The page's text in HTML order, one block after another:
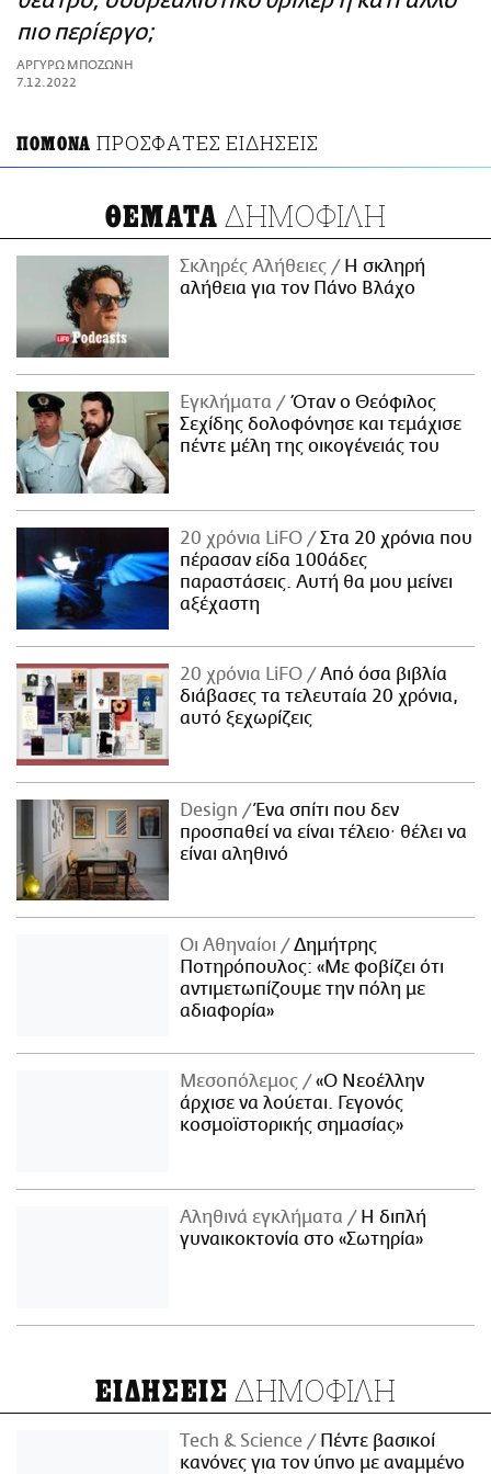
ΑΜΠΑ
PRINT
πιο περίεργο;
ΑΡΓΥΡΩ ΜΠΟΖΩΝΗ
7.12.2022
ΠΟΜΟΝΑ ΠΡΟΣΦΑΤΕΣ ΕΙΔΗΣΕΙΣ
ΘΕΜΑΤΑ ΔΗΜΟΦΙΛΗ
Σκληρές Αλήθειες
H σκληρή
αλήθεια για τον Πάνο Βλάχο
Εγκλήματα
Όταν ο Θεόφιλος
Σεχίδης δολοφόνησε και τεμάχισε
πέντε μέλη της οικογένειάς του
20 χρόνια LiFO
Στα 20 χρόνια που
πέρασαν είδα 100άδες
παραστάσεις. Αυτή θα μου μείνει
αξέχαστη
20 χρόνια LiFO
Από όσα βιβλία
διάβασες τα τελευταία 20 χρόνια,
αυτό ξεχωρίζεις
Design
Ένα σπίτι που δεν
προσπαθεί να είναι τέλειο· θέλει να
είναι αληθινό
Οι Αθηναίοι
Δημήτρης
Ποτηρόπουλος: «Με φοβίζει ότι
αντιμετωπίζουμε την πόλη με
αδιαφορία»
Μεσοπόλεμος
«Ο Νεοέλλην
άρχισε να λούεται. Γεγονός
κοσμοϊστορικής σημασίας»
Αληθινά εγκλήματα
Η διπλή
γυναικοκτονία στο «Σωτηρία»
ΕΙΔΗΣΕΙΣ ΔΗΜΟΦΙΛΗ
Τech & Science
Πέντε βασικοί
κανόνες για τον ύπνο με αναμμένο